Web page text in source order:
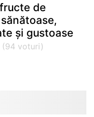
de
și gustoase